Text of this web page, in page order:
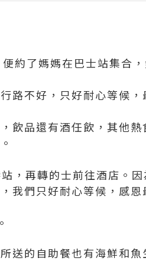
約了媽媽在巴士站集合
路不好，只好耐心等候
飲品還有酒任飲，其他熱
，再轉的士前往酒店。
我們只好耐心等候，感
送的自助餐也有海鮮和魚